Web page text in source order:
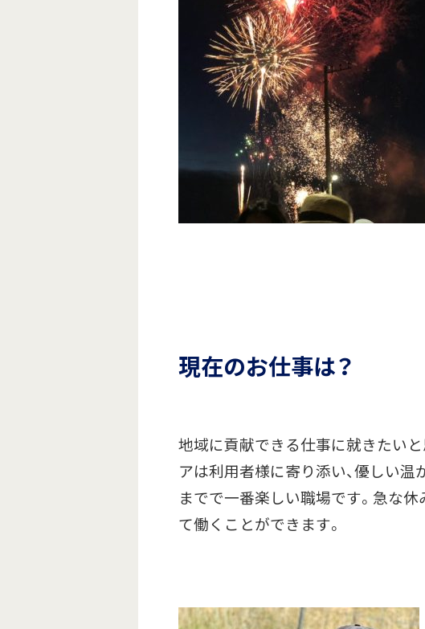
現在のお仕事は？
地域に貢献できる仕事に就きたい
アは利用者様に寄り添い、優しい
までで一番楽しい職場です。急な
て働くことができます。